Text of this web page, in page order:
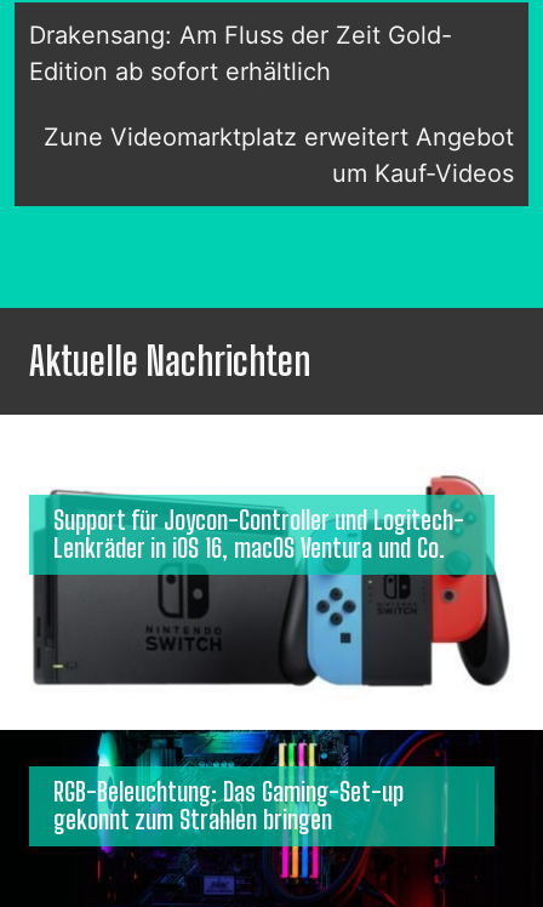
Drakensang: Am Fluss der Zeit Gold-
Edition ab sofort erhältlich
Zune Videomarktplatz erweitert Angebot
um Kauf-Videos
Aktuelle Nachrichten
Support für Joycon-Controller und Logitech-
Lenkräder in iOS 16, macOS Ventura und Co.
RGB-Beleuchtung: Das Gaming-Set-up
gekonnt zum Strahlen bringen